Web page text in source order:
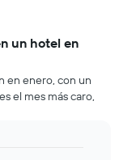
un hotel en
en enero, con un
el mes más caro,